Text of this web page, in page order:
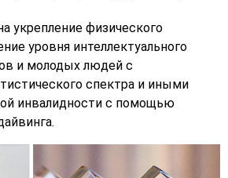
укрепление физического
уровня интеллектуального
и молодых людей с
спектра и иными
инвалидности с помощью